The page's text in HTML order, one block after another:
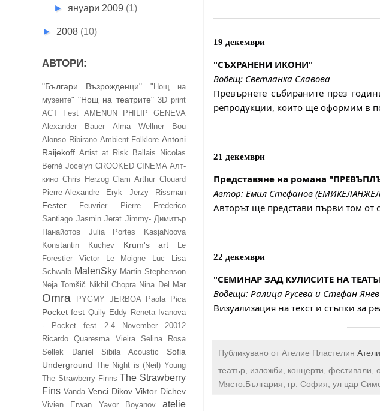
19 декември
"СЪХРАНЕНИ ИКОНИ"
Водещ: Светланка Славова
Превърнете събираните през
репродукции, които ще оформим в
21 декември
Представяне на романа
Автор: Емил Стефанов
Авторът ще представи първи том от
22 декември
"СЕМИНАР ЗАД КУЛИСИТЕ НА
Водещи: Ралица Русева и Стефан Янев
Визуализация на текст и стъпки за
Публикувано от Ателие Пластелин
театър, изложби, концерти, фестивали,
Място:България, гр. София, ул цар
► януари 2009 (1)
► 2008 (10)
АВТОРИ:
"Българи Възрожденци"
"Нощ на
музеите" "Нощ на театрите" 3D print
ACT Fest AMENUN PHILIP GENEVA
Alexander Bauer
Alma Wellner Bou
Alonso Ribirano Ambient Folklore Antoni
Raijekoff Artist at Risk
Ballais Nicolas
Berné Jocelyn CROOKED CINEMA Алт-
кино Chris Herzog Clam Arthur Clouard
Pierre-Alexandre
Eryk Jerzy Rissman
Fester Feuvrier Pierre
Frederico
Santiago Jasmin Jerat Jimmy- Димитър
Панайотов
Julia Portes
KasjaNoova
Konstantin Kuchev
Krum's art
Le
Forestier Victor
Le Moigne Luc
Lisa
Schwalb MalenSky Martin Stephenson
Neja Tomšič Nikhil Chopra Nina Del Mar
Omra PYGMY JERBOA Paola Pica
Pocket fest Quily Eddy Reneta Ivanova
- Pocket fest 2-4 November 20012
Ricardo Quaresma Vieira
Selina Rosa
Sellek Daniel
Sibila Acoustic
Sofia
Underground The Night is (Neil) Young
The Strawberry Finns The Strawberry
Fins Vanda Venci Dikov Viktor Dichev
Vivien Erwan Yavor Boyanov
atelie